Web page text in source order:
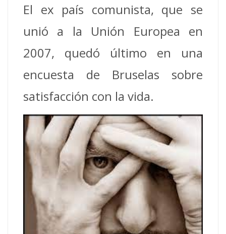
El ex país comunista, que se
unió a la Unión Europea en
2007, quedó último en una
encuesta de Bruselas sobre
satisfacción con la vida.